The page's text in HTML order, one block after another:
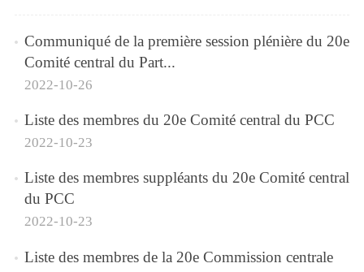
Communiqué de la première session plénière du 20e
Comité central du Part...
2022-10-26
Liste des membres du 20e Comité central du PCC
2022-10-23
Liste des membres suppléants du 20e Comité central
du PCC
2022-10-23
Liste des membres de la 20e Commission centrale